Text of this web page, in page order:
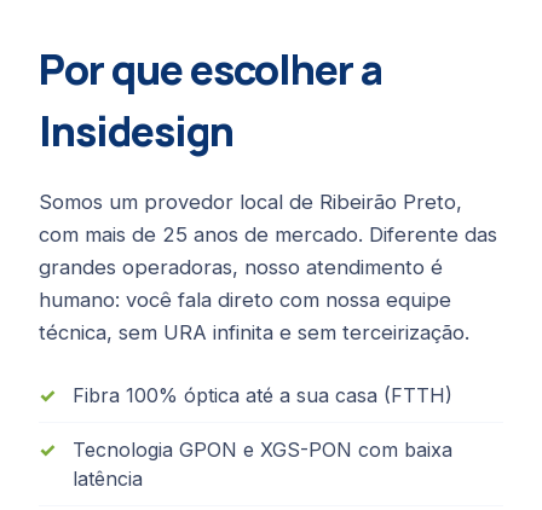
Por que escolher a
Insidesign
Somos um provedor local de Ribeirão Preto,
com mais de 25 anos de mercado. Diferente das
grandes operadoras, nosso atendimento é
humano: você fala direto com nossa equipe
técnica, sem URA infinita e sem terceirização.
Fibra 100% óptica até a sua casa (FTTH)
Tecnologia GPON e XGS-PON com baixa
latência